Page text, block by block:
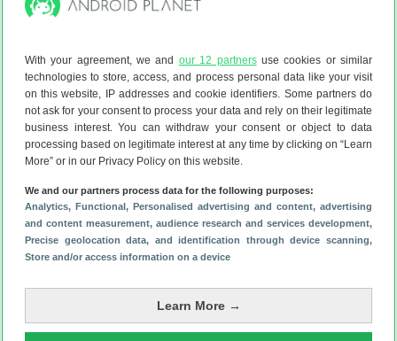
With your agreement, we and our 12 partnersuse cookies or similar
technologies to store, access, and process personal data like your visit
on this website, IP addresses and cookie identifiers. Some partners do
not ask for your consent to process your data and rely on their legitimate
business interest. You can withdraw your consent or object to data
processing based on legitimate interest at any time by clicking on “Learn
More” or in our Privacy Policy on this website.
We and our partners process data for the following purposes:
Analytics, Functional, Personalised advertising and content, advertising
and content measurement, audience research and services development,
Precise geolocation data, and identification through device scanning,
Store and/or access information on a device
Learn More →